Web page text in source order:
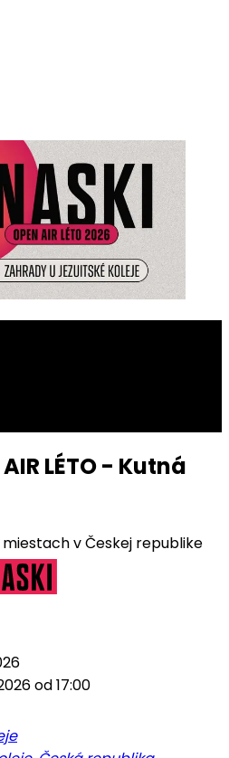
LÉTO - Kutná
v Českej republike
od 17:00